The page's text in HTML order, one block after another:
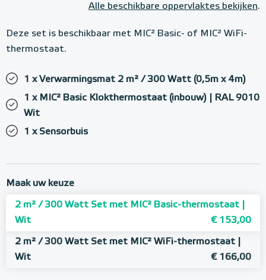
Alle beschikbare oppervlaktes bekijken.
Deze set is beschikbaar met MIC² Basic- of MIC² WiFi-
thermostaat.
1 x Verwarmingsmat 2 m² / 300 Watt (0,5m x 4m)
1 x MIC² Basic Klokthermostaat (inbouw) | RAL 9010
Wit
1 x Sensorbuis
Maak uw keuze
2 m² / 300 Watt Set met MIC² Basic-thermostaat |
Wit
€ 153,00
2 m² / 300 Watt Set met MIC² WiFi-thermostaat |
Wit
€ 166,00